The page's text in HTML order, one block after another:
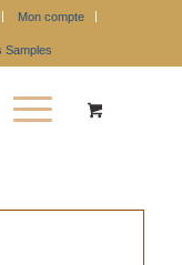
Mon compte
Samples